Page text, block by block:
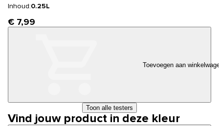
Inhoud:0.25L
€ 7,99
Toevoegen aan
Toon alle testers
Vind jouw product in deze kleur